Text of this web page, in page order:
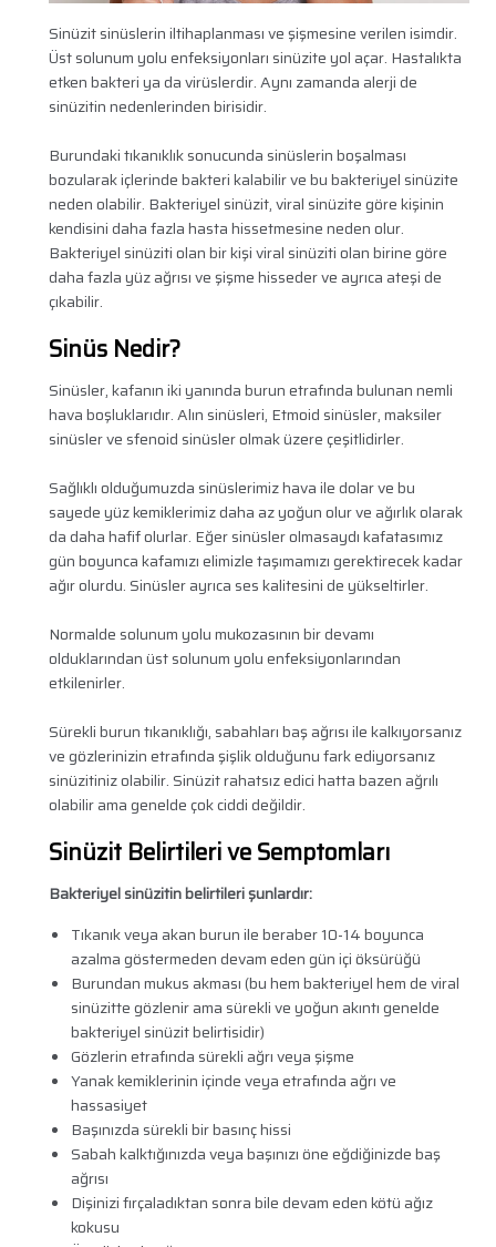
Sinüzit sinüslerin iltihaplanması ve şişmesine verilen isimdir.
Üst solunum yolu enfeksiyonları sinüzite yol açar. Hastalıkta
etken bakteri ya da virüslerdir. Aynı zamanda alerji de
sinüzitin nedenlerinden birisidir.
Burundaki tıkanıklık sonucunda sinüslerin boşalması
bozularak içlerinde bakteri kalabilir ve bu bakteriyel sinüzite
neden olabilir. Bakteriyel sinüzit, viral sinüzite göre kişinin
kendisini daha fazla hasta hissetmesine neden olur.
Bakteriyel sinüziti olan bir kişi viral sinüziti olan birine göre
daha fazla yüz ağrısı ve şişme hisseder ve ayrıca ateşi de
çıkabilir.
Sinüs Nedir?
Sinüsler, kafanın iki yanında burun etrafında bulunan nemli
hava boşluklarıdır. Alın sinüsleri, Etmoid sinüsler, maksiler
sinüsler ve sfenoid sinüsler olmak üzere çeşitlidirler.
Sağlıklı olduğumuzda sinüslerimiz hava ile dolar ve bu
sayede yüz kemiklerimiz daha az yoğun olur ve ağırlık olarak
da daha hafif olurlar. Eğer sinüsler olmasaydı kafatasımız
gün boyunca kafamızı elimizle taşımamızı gerektirecek kadar
ağır olurdu. Sinüsler ayrıca ses kalitesini de yükseltirler.
Normalde solunum yolu mukozasının bir devamı
olduklarından üst solunum yolu enfeksiyonlarından
etkilenirler.
Sürekli burun tıkanıklığı, sabahları baş ağrısı ile kalkıyorsanız
ve gözlerinizin etrafında şişlik olduğunu fark ediyorsanız
sinüzitiniz olabilir. Sinüzit rahatsız edici hatta bazen ağrılı
olabilir ama genelde çok ciddi değildir.
Sinüzit Belirtileri ve Semptomları
Bakteriyel sinüzitin belirtileri şunlardır:
Tıkanık veya akan burun ile beraber 10-14 boyunca
azalma göstermeden devam eden gün içi öksürüğü
Burundan mukus akması (bu hem bakteriyel hem de viral
sinüzitte gözlenir ama sürekli ve yoğun akıntı genelde
bakteriyel sinüzit belirtisidir)
Gözlerin etrafında sürekli ağrı veya şişme
Yanak kemiklerinin içinde veya etrafında ağrı ve
hassasiyet
Başınızda sürekli bir basınç hissi
Sabah kalktığınızda veya başınızı öne eğdiğinizde baş
ağrısı
Dişinizi fırçaladıktan sonra bile devam eden kötü ağız
kokusu